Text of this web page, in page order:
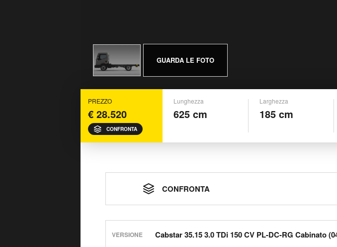
GUARDA LE FOTO
PREZZO
€ 28.520
CONFRONTA
Lunghezza
625 cm
Larghezza
185 cm
CONFRONTA
VERSIONE